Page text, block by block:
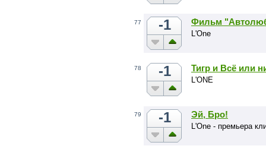
77 -1 Фильм
L'One
78 -1 Тигр и Всё или
L'ONE
79 -1 Эй, Бро!
L'One - премьера